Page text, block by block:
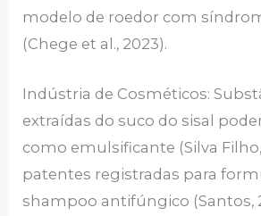
modelo de roedor com
(Chege et al., 2023).
Indústria de Cosméticos:
extraídas do suco do sisal
como emulsificante (Silva Filho,
patentes registradas para
shampoo antifúngico (Santos,